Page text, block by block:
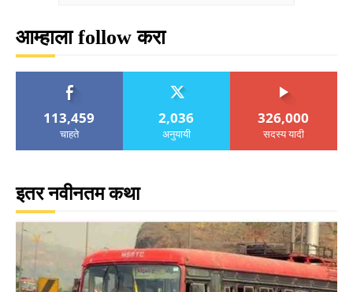
आम्हाला follow करा
113,459
चाहते
2,036
अनुयायी
326,000
सदस्य यादी
इतर नवीनतम कथा